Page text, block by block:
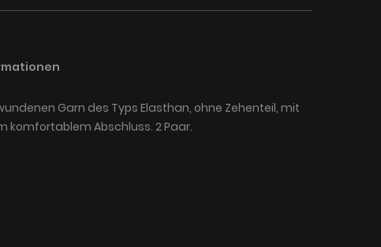
Garn des Typs Elasthan, ohne Zehenteil, mit
komfortablem Abschluss. 2 Paar.